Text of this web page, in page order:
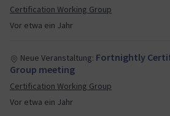
Vor etwa ein Jahr
Certification Working Group
Vor etwa ein Jahr
Neue Veranstaltung: Fortnightly
Group meeting
Certification Working Group